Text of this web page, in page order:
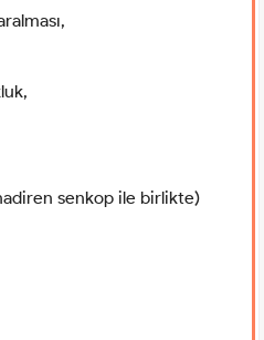
senkop ile birlikte)